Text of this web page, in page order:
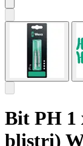
Bit PH 1
blistri)